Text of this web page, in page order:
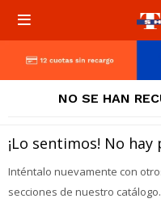

NO SE HAN
¡Lo sentimos! No
Inténtalo nuevamente con
secciones de nuestro catálogo.